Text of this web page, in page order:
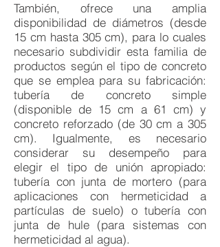
También, ofrece una amplia
disponibilidad de diámetros (desde
15 cm hasta 305 cm), para lo cuales
necesario subdividir esta familia de
productos según el tipo de concreto
que se emplea para su fabricación:
tubería de concreto simple
(disponible de 15 cm a 61 cm) y
concreto reforzado (de 30 cm a 305
cm). Igualmente, es necesario
considerar su desempeño para
elegir el tipo de unión apropiado:
tubería con junta de mortero (para
aplicaciones con hermeticidad a
partículas de suelo) o tubería con
junta de hule (para sistemas con
hermeticidad al agua).